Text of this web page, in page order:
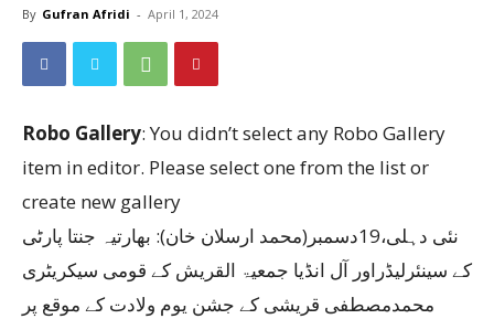
By Gufran Afridi - April 1, 2024
Robo Gallery: You didn’t select any Robo Gallery
item in editor. Please select one from the list or
create new gallery
نئی دہلی،19دسمبر(محمد ارسلان خان): بھارتیہ جنتا پارٹی
کے سینئرلیڈراور آل انڈیا جمعیۃ القریش کے قومی سیکریٹری
محمدمصطفی قریشی کے جشن یوم ولادت کے موقع پر